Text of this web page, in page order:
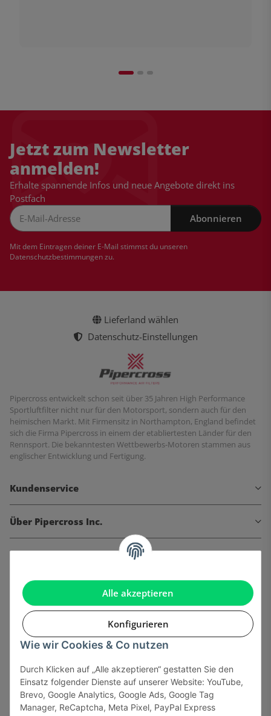
Alle akzeptieren
Konfigurieren
Wie wir Cookies & Co nutzen
Durch Klicken auf „Alle akzeptieren“ gestatten Sie den
Einsatz folgender Dienste auf unserer Website: YouTube,
Brevo, Google Analytics, Google Ads, Google Tag
Manager, ReCaptcha, Meta Pixel, PayPal Express
Jetzt zum Newsletter
anmelden!
Erhalte spannende Infos und neue Angebote direkt ins
Postfach
Abonnieren
Mit dem Eintragen deiner E-Mail stimmst du unseren
Datenschutzbestimmungenzu.
Lieferland wählen
Datenschutz-Einstellungen
Pipercross entwickelt schon seit über 35 Jahren High Performance
Sportluftfilter nicht nur für den Motorsport, sondern auch für den
heimischen Markt. Mit Firmensitz in Northampton, England befindet
sich die Firma Pipercross in einem der etabliertesten Länder für den
Rennsport. Die bekanntesten Wettbewerbs-Motoren stammen aus
englischer Entwicklung und Fertigung.
Kundenservice
Über Pipercross Inc.
Informationen
Gesetzliche Informationen
Sicher bezahlen via: